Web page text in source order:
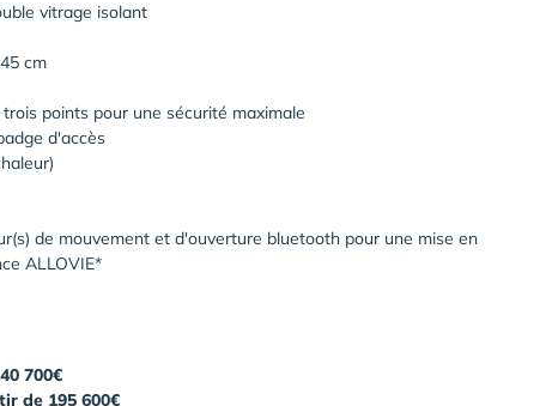
vitrage isolant
cm
points pour une sécurité maximale
d'accès
de mouvement et d'ouverture bluetooth pour une mise en
ALLOVIE*
700€
de 195 600€